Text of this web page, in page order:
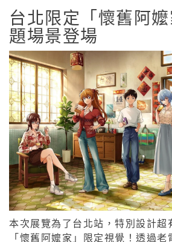
台北限定「懷舊阿
題場景登場
本次展覽為了台北站，特別設計超
「懷舊阿嬤家」限定視覺！透過老